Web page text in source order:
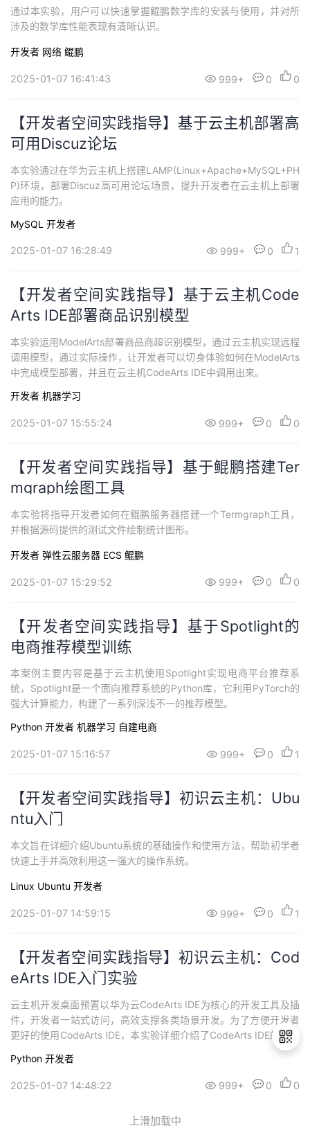
通过本实验，用户可以快速掌握鲲鹏数学库的安装与使用，并对所
涉及的数学库性能表现有清晰认识。
开发者 网络 鲲鹏
2025-01-07 16:41:43 999+ 0 0
【开发者空间实践指导】基于云主机部署高
可用Discuz论坛
本实验通过在华为云主机上搭建LAMP(Linux+Apache+MySQL+PH
P)环境，部署Discuz高可用论坛场景，提升开发者在云主机上部署
应用的能力。
MySQL 开发者
2025-01-07 16:28:49 999+ 0 1
【开发者空间实践指导】基于云主机Code
Arts IDE部署商品识别模型
本实验运用ModelArts部署商品商超识别模型，通过云主机实现远程
调用模型，通过实际操作，让开发者可以切身体验如何在ModelArts
中完成模型部署，并且在云主机CodeArts IDE中调用出来。
开发者 机器学习
2025-01-07 15:55:24 999+ 0 0
【开发者空间实践指导】基于鲲鹏搭建Ter
mgraph绘图工具
本实验将指导开发者如何在鲲鹏服务器搭建一个Termgraph工具，
并根据源码提供的测试文件绘制统计图形。
开发者 弹性云服务器 ECS 鲲鹏
2025-01-07 15:29:52 999+ 0 0
【开发者空间实践指导】基于Spotlight的
电商推荐模型训练
本案例主要内容是基于云主机使用Spotlight实现电商平台推荐系
统，Spotlight是一个面向推荐系统的Python库，它利用PyTorch的
强大计算能力，构建了一系列深浅不一的推荐模型。
Python 开发者 机器学习 自建电商
2025-01-07 15:16:57 999+ 0 1
【开发者空间实践指导】初识云主机：Ubu
ntu入门
本文旨在详细介绍Ubuntu系统的基础操作和使用方法，帮助初学者
快速上手并高效利用这一强大的操作系统。
Linux Ubuntu 开发者
2025-01-07 14:59:15 999+ 0 1
【开发者空间实践指导】初识云主机：Cod
eArts IDE入门实验
云主机开发桌面预置以华为云CodeArts IDE为核心的开发工具及插
件，开发者一站式访问，高效支撑各类场景开发。为了方便开发者
更好的使用CodeArts IDE，本实验详细介绍了CodeArts IDE的基础
Python 开发者
2025-01-07 14:48:22 999+ 0 0
上滑加载中